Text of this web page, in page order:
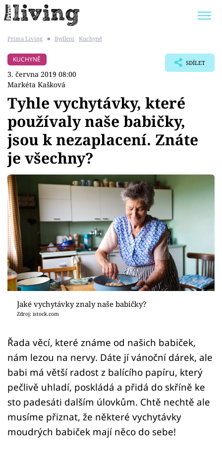
BYDLENÍ SLAVNÝCH
Témata
Bydlení
Zahrada
Design
Sledujte prima+
Přihlášení
Sledujte nás
Prima Living ■ Bydlení Kuchyně
KUCHYNĚ
3. června 2019 08:00
Markéta Kašková
SDÍLET
Tyhle vychytávky, které
používaly naše babičky,
jsou k nezaplacení. Znáte
je všechny?
Jaké vychytávky znaly naše babičky?
Zdroj: istock.com
Řada věcí, které známe od našich babiček,
nám lezou na nervy. Dáte jí vánoční dárek, ale
babi má větší radost z balícího papíru, který
pečlivě uhladí, poskládá a přidá do skříně ke
sto padesáti dalším úlovkům. Chtě nechtě ale
musíme přiznat, že některé vychytávky
moudrých babiček mají něco do sebe!